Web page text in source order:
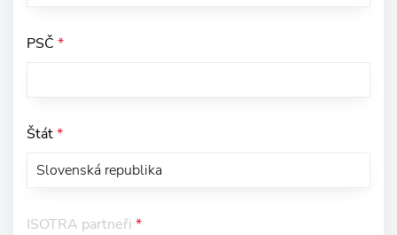
PSČ *
Štát*
ISOTRA partneři *